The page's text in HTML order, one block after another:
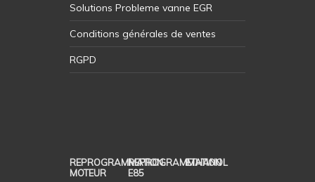
Solutions Probleme vanne EGR
Conditions générales de ventes
RGPD
REPROGRAMMATION
MOTEUR
REPROGRAMMATION
E85
ETHANOL